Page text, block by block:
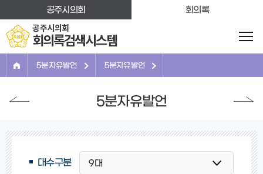
공주시의회 회의록
공주시의회
회의록검색시스템
5분자유발언 5분자유발언
5분자유발언
대수구분